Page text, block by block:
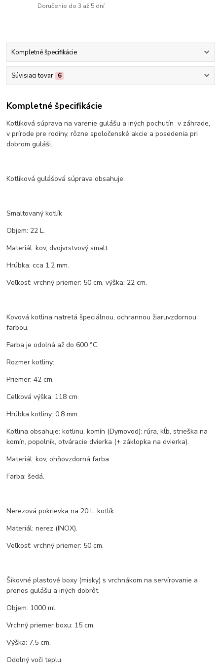
Doručenie do 3 až 5 dní
Kompletné špecifikácie
Súvisiaci tovar 6
Kompletné špecifikácie
Kotlíková súprava na varenie gulášu a iných pochutín v záhrade,
v prírode pre rodiny, rôzne spoločenské akcie a posedenia pri
dobrom guláši.
Kotlíková gulášová súprava obsahuje:
Smaltovaný kotlík
Objem: 22 L.
Materiál: kov, dvojvrstvový smalt.
Hrúbka: cca 1,2 mm.
Veľkosť: vrchný priemer: 50 cm, výška: 22 cm.
Kovová kotlina natretá špeciálnou, ochrannou žiaruvzdornou
farbou.
Farba je odolná až do 600 °C.
Rozmer kotliny:
Priemer: 42 cm.
Celková výška: 118 cm.
Hrúbka kotliny: 0,8 mm.
Kotlina obsahuje: kotlinu, komín (Dymovod): rúra, kĺb, strieška na
komín, popolník, otváracie dvierka (+ záklopka na dvierka).
Materiál: kov, ohňovzdorná farba.
Farba: šedá.
Nerezová pokrievka na 20 L. kotlík.
Materiál: nerez (INOX).
Veľkosť: vrchný priemer: 50 cm.
Šikovné plastové boxy (misky) s vrchnákom na servírovanie a
prenos gulášu a iných dobrôt.
Objem: 1000 ml.
Vrchný priemer boxu: 15 cm.
Výška: 7,5 cm.
Odolný voči teplu.